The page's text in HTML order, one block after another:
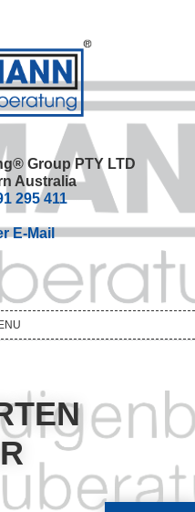
Group PTY LTD
Australia
295 411
E-Mail